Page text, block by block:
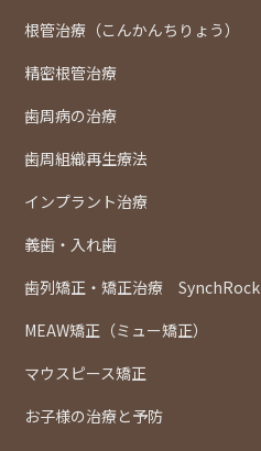
根管治療（こんかんちりょう）
精密根管治療
歯周病の治療
歯周組織再生療法
インプラント治療
義歯・入れ歯
歯列矯正・矯正治療 SynchRock
MEAW矯正（ミュー矯正）
マウスピース矯正
お子様の治療と予防